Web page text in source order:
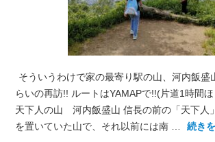
そういうわけで家の最寄り駅の山、河内飯盛
らいの再訪!! ルートはYAMAPで!!(片道1時間
天下人の山 河内飯盛山 信長の前の「天下人
を置いていた山で、それ以前には南 …
続き